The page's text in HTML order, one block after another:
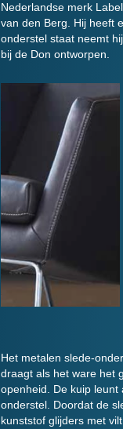
Nederlandse merk
van den Berg. Hij heeft
onderstel staat neemt
bij de Don ontworpen.
Het metalen slede-
draagt als het ware het
openheid. De kuip leunt
onderstel. Doordat de
kunststof glijders met